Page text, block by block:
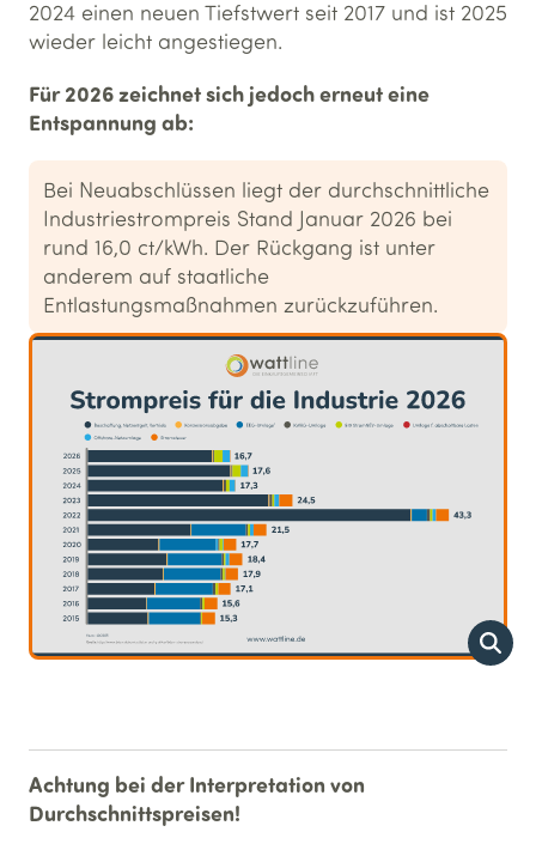
2024 einen neuen Tiefstwert seit 2017 und ist 2025
wieder leicht angestiegen.
Für 2026 zeichnet sich jedoch erneut eine
Entspannung ab:
Bei Neuabschlüssen liegt der durchschnittliche
Industriestrompreis Stand Januar 2026 bei
rund 16,0 ct/kWh. Der Rückgang ist unter
anderem auf staatliche
Entlastungsmaßnahmen zurückzuführen.
Achtung bei der Interpretation von
Durchschnittspreisen!